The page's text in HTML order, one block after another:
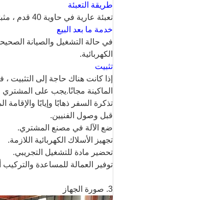
طريقة التعبئة
تعبئة عارية في حاوية 40 قدم ، مثبتة جيدًا بحبل زيت وخزانة تحكم وجميع الملحقات مقاومة للماء.
خدمة ما بعد البيع
في حالة التشغيل والصيانة
الكهربائية.
تثبيت
إذا كانت هناك حاجة إلى
الماكينة مجانًا.يجب على
تذكرة السفر ذهابًا وإيابًا
قبل وصول الفنيين.
ضع الآلة في مصنع المشتري.
تجهيز الأسلاك الكهربائية اللازمة.
تحضير مادة للتشغيل التجريبي.
توفير العمالة للمساعدة والتركيب
3. صورة الجهاز